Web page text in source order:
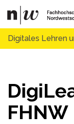
Digitales Lehren
FHNW